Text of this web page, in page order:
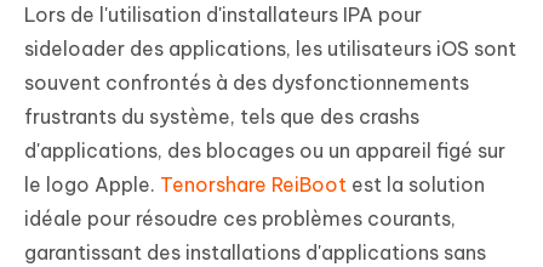
Lors de l'utilisation d'installateurs IPA pour
sideloader des applications, les utilisateurs iOS sont
souvent confrontés à des dysfonctionnements
frustrants du système, tels que des crashs
d'applications, des blocages ou un appareil figé sur
le logo Apple. Tenorshare ReiBoot est la solution
idéale pour résoudre ces problèmes courants,
garantissant des installations d'applications sans